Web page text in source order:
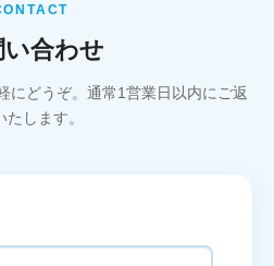
い合わせ
にどうぞ。通常1営業日以内にご返
たします。